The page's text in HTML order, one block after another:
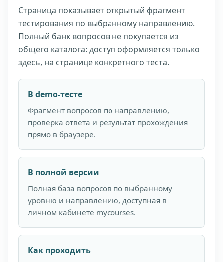
Страница показывает открытый фрагмент
тестирования по выбранному направлению.
Полный банк вопросов не покупается из
общего каталога: доступ оформляется только
здесь, на странице конкретного теста.
В demo-тесте
Фрагмент вопросов по направлению,
проверка ответа и результат прохождения
прямо в браузере.
В полной версии
Полная база вопросов по выбранному
уровню и направлению, доступная в
личном кабинете mycourses.
Как проходить